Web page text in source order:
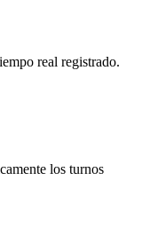
real registrado.
los turnos